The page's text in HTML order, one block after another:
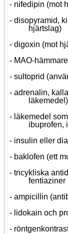
- nifedipin (mot
- disopyramid,
hjärtslag)
- digoxin (mot
- MAO-
- sultoprid
- adrenalin,
läkemedel)
- läkemedel
ibuprofen,
- insulin eller
- baklofen (ett
- tricykliska
fentiaziner
- ampicillin
- lidokain och
-